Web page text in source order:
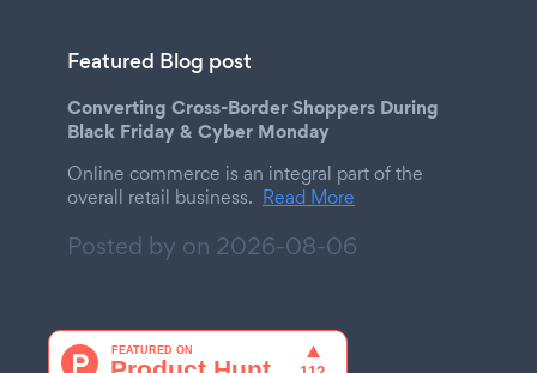
Featured Blog post
Converting Cross-Border Shoppers During
Black Friday & Cyber Monday
Online commerce is an integral part of the
overall retail business. Read More
Posted by on 2026-08-06